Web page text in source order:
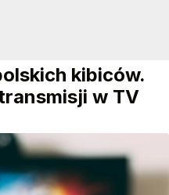
kibiców.
w TV